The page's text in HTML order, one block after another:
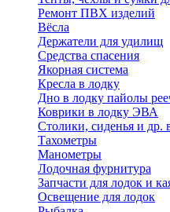
Ремонт ПВХ изделий
Вёсла
Держатели для удилищ
Средства спасения
Якорная система
Кресла в лодку
Дно в лодку пайолы
Коврики в лодку ЭВА
Столики, сиденья и
Тахометры
Манометры
Лодочная фурнитура
Запчасти для лодок и
Освещение для лодок